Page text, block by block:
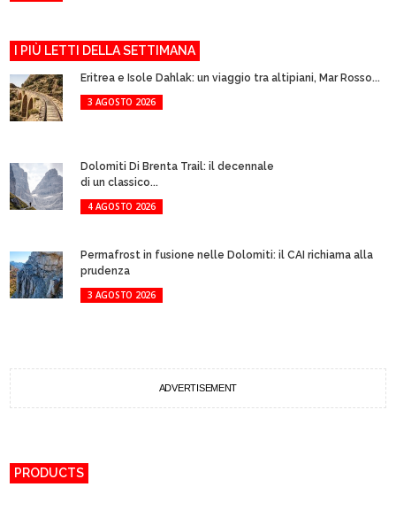
I PIÙ LETTI DELLA SETTIMANA
Eritrea e Isole Dahlak: un viaggio tra altipiani, Mar Rosso...
3 AGOSTO 2026
Dolomiti Di Brenta Trail: il decennale
di un classico...
4 AGOSTO 2026
Permafrost in fusione nelle Dolomiti: il CAI richiama alla
prudenza
3 AGOSTO 2026
ADVERTISEMENT
PRODUCTS